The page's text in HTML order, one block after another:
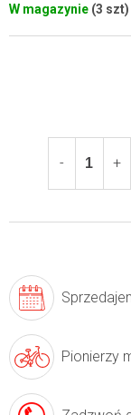
W magazynie (3 szt)
Pionierzy